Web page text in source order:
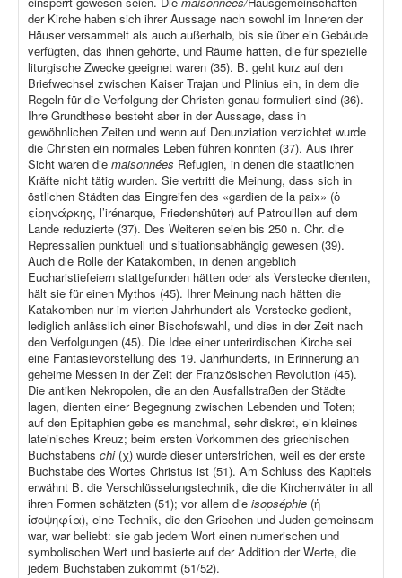
der Kirche haben sich ihrer Aussage nach sowohl im Inneren der
Häuser versammelt als auch außerhalb, bis sie über ein Gebäude
verfügten, das ihnen gehörte, und Räume hatten, die für spezielle
liturgische Zwecke geeignet waren (35). B. geht kurz auf den
Briefwechsel zwischen Kaiser Trajan und Plinius ein, in dem die
Regeln für die Verfolgung der Christen genau formuliert sind (36).
Ihre Grundthese besteht aber in der Aussage, dass in
gewöhnlichen Zeiten und wenn auf Denunziation verzichtet wurde
die Christen ein normales Leben führen konnten (37). Aus ihrer
Sicht waren die maisonnées Refugien, in denen die staatlichen
Kräfte nicht tätig wurden. Sie vertritt die Meinung, dass sich in
östlichen Städten das Eingreifen des «gardien de la paix» (ὁ
εἰρηνάρκης, l’irénarque, Friedenshüter) auf Patrouillen auf dem
Lande reduzierte (37). Des Weiteren seien bis 250 n. Chr. die
Repressalien punktuell und situationsabhängig gewesen (39).
Auch die Rolle der Katakomben, in denen angeblich
Eucharistiefeiern stattgefunden hätten oder als Verstecke dienten,
hält sie für einen Mythos (45). Ihrer Meinung nach hätten die
Katakomben nur im vierten Jahrhundert als Verstecke gedient,
lediglich anlässlich einer Bischofswahl, und dies in der Zeit nach
den Verfolgungen (45). Die Idee einer unterirdischen Kirche sei
eine Fantasievorstellung des 19. Jahrhunderts, in Erinnerung an
geheime Messen in der Zeit der Französischen Revolution (45).
Die antiken Nekropolen, die an den Ausfallstraßen der Städte
lagen, dienten einer Begegnung zwischen Lebenden und Toten;
auf den Epitaphien gebe es manchmal, sehr diskret, ein kleines
lateinisches Kreuz; beim ersten Vorkommen des griechischen
Buchstabens chi (χ) wurde dieser unterstrichen, weil es der erste
Buchstabe des Wortes Christus ist (51). Am Schluss des Kapitels
erwähnt B. die Verschlüsselungstechnik, die die Kirchenväter in all
ihren Formen schätzten (51); vor allem die isopséphie (ἡ
ἰσοψηφία), eine Technik, die den Griechen und Juden gemeinsam
war, war beliebt: sie gab jedem Wort einen numerischen und
symbolischen Wert und basierte auf der Addition der Werte, die
jedem Buchstaben zukommt (51/52).